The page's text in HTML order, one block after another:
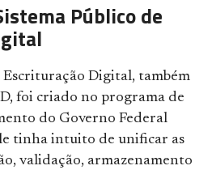
Público de
Escrituração Digital, também
foi criado no programa de
do Governo Federal
tinha intuito de unificar as
validação, armazenamento